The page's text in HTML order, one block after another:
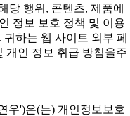
당 행위, 콘텐츠, 제품에
정보 보호 정책 및 이용
하는 웹 사이트 외부 페
개인 정보 취급 방침을주
우')은(는) 개인정보보호